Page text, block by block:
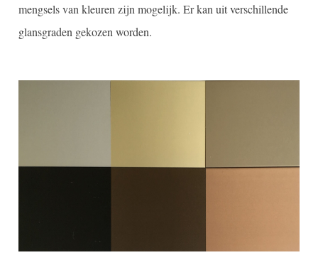
mengsels van kleuren zijn mogelijk. Er kan uit verschillende
glansgraden gekozen worden.